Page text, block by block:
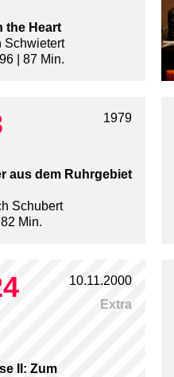
the Heart
Schwietert
| 87 Min.
1979
aus dem Ruhrgebiet
Schubert
Min.
Extra
10.11.2000
II: Zum